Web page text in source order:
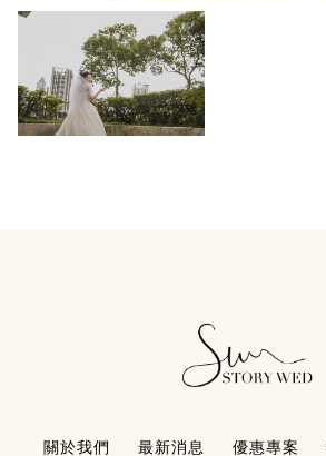
關於我們 最新消息 優惠專案